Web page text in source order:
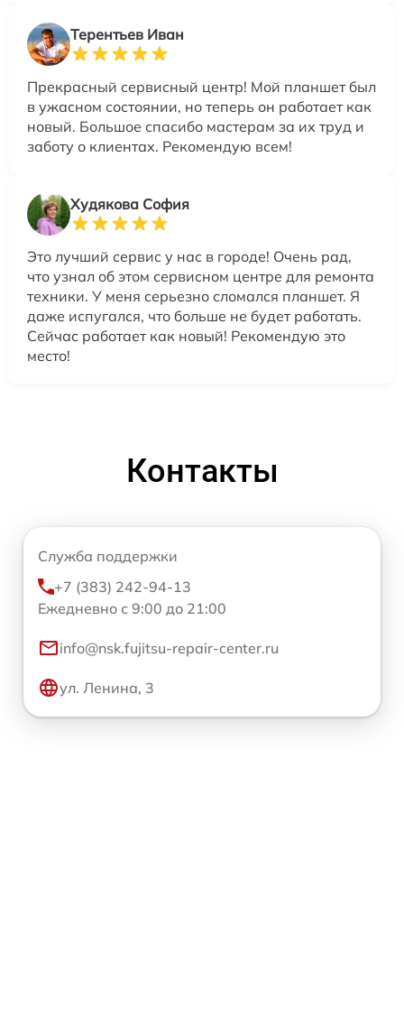
Терентьев Иван
Прекрасный сервисный центр! Мой планшет был
в ужасном состоянии, но теперь он работает как
новый. Большое спасибо мастерам за их труд и
заботу о клиентах. Рекомендую всем!
Худякова София
Это лучший сервис у нас в городе! Очень рад,
что узнал об этом сервисном центре для ремонта
техники. У меня серьезно сломался планшет. Я
даже испугался, что больше не будет работать.
Сейчас работает как новый! Рекомендую это
место!
Контакты
Служба поддержки
+7 (383) 242-94-13
Ежедневно с 9:00 до 21:00
info@nsk.fujitsu-repair-center.ru
ул. Ленина, 3